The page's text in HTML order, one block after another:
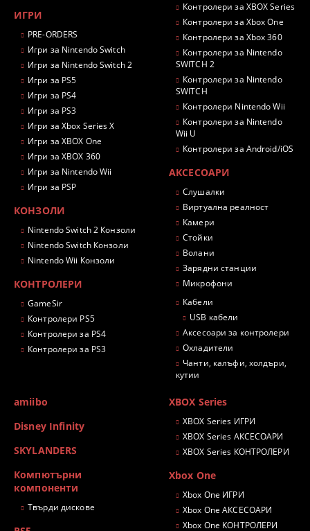
ИГРИ
PRE-ORDERS
Игри за Nintendo Switch
Игри за Nintendo Switch 2
Игри за PS5
Игри за PS4
Игри за PS3
Игри за Xbox Series X
Игри за XBOX One
Игри за XBOX 360
Игри за Nintendo Wii
Игри за PSP
КОНЗОЛИ
Nintendo Switch 2 Конзоли
Nintendo Switch Конзоли
Nintendo Wii Конзоли
КОНТРОЛЕРИ
GameSir
Контролери PS5
Контролери за PS4
Контролери за PS3
Контролери за XBOX Series
Контролери за Xbox One
Контролери за Xbox 360
Контролери за Nintendo
SWITCH 2
Контролери за Nintendo
SWITCH
Контролери Nintendo Wii
Контролери за Nintendo
Wii U
Контролери за Android/iOS
АКСЕСОАРИ
Слушалки
Виртуална реалност
Камери
Стойки
Волани
Зарядни станции
Микрофони
Кабели
USB кабели
Аксесоари за контролери
Охладители
Чанти, калъфи, холдъри,
кутии
amiibo
Disney Infinity
SKYLANDERS
Компютърни
компоненти
Твърди дискове
XBOX Series
XBOX Series ИГРИ
XBOX Series АКСЕСОАРИ
XBOX Series КОНТРОЛЕРИ
Xbox One
Xbox One ИГРИ
Xbox One АКСЕСОАРИ
Xbox One КОНТРОЛЕРИ